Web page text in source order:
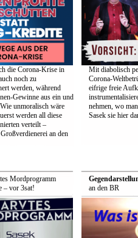
die Corona-Krise in
noch zu
werden, während
Gewinne aus ein und
unmoralisch wäre
werden all diese
verteilt –
an den
Mit diabolisch
Corona-
eifrige freie
nehmen, wo
Sasek sie hier
Mordprogramm
– vor 3sat!
an den BR